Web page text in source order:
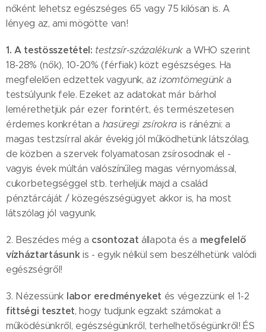
nőként lehetsz egészséges 65 vagy 75 kilósan is. A
lényeg az, ami mögötte van!
1. A testösszetétel: testzsír-százalékunka WHO szerint
18-28% (nők), 10-20% (férfiak) közt egészséges. Ha
megfelelően edzettek vagyunk, azizomtömegünka
testsúlyunk fele. Ezeket az adatokat már bárhol
lemérethetjük pár ezer forintért, és természetesen
érdemes konkrétan a hasüregi zsírokra is ránézni: a
magas testzsírral akár évekig jól működhetünk látszólag,
de közben a szervek folyamatosan zsírosodnak el -
vagyis évek múltán valószínűleg magas vérnyomással,
cukorbetegséggel stb. terheljük majd a család
pénztárcáját / közegészségügyet akkor is, ha most
látszólag jól vagyunk.
2. Beszédes még a csontozat állapota és a megfelelő
vízháztartásunkis - egyik nélkül sem beszélhetünk valódi
egészségről!
3. Nézessünk labor eredményeket és végezzünk el 1-2
fittségi tesztet, hogy tudjunk egzakt számokat a
működésünkről, egészségünkről, terhelhetőségünkről! ÉS